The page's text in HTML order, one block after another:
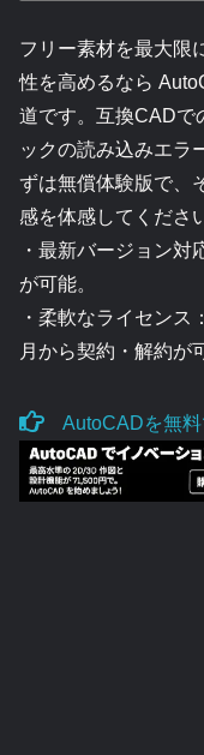
フリー素材を最大限
性を高めるなら
道です。互換CADで
ックの読み込みエラ
ずは無償体験版で、
感を体感してくださ
・最新バージョン
が可能。
・柔軟なライセンス
月から契約・解約が
AutoCADを無料